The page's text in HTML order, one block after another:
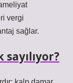
vergi
sağlar.